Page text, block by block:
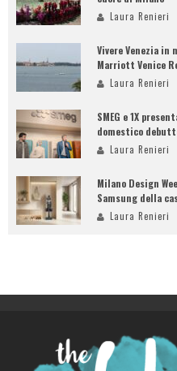
Laura Renieri
Vivere Venezia in
Marriott Venice
Laura Renieri
SMEG e 1X
domestico
Laura Renieri
Milano Design
Samsung della
Laura Renieri